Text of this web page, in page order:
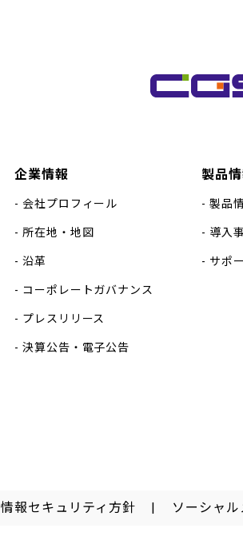
企業情報
会社プロフィール
所在地・地図
沿革
コーポレートガバナンス
プレスリリース
決算公告・電子公告
製品
製品
導入
サポ
情報セキュリティ方針 ソーシャ